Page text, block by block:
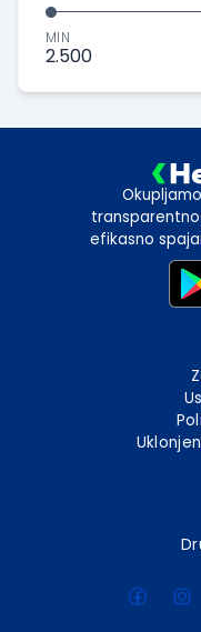
MIN
2.500
efikasno